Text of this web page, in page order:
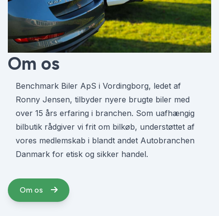
Om os
Benchmark Biler ApS i Vordingborg, ledet af
Ronny Jensen, tilbyder nyere brugte biler med
over 15 års erfaring i branchen. Som uafhængig
bilbutik rådgiver vi frit om bilkøb, understøttet af
vores medlemskab i blandt andet Autobranchen
Danmark for etisk og sikker handel.
Om os